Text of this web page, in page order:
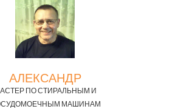
АЛЕКСАНДР
ПО СТИРАЛЬНЫМ И
МАШИНАМ